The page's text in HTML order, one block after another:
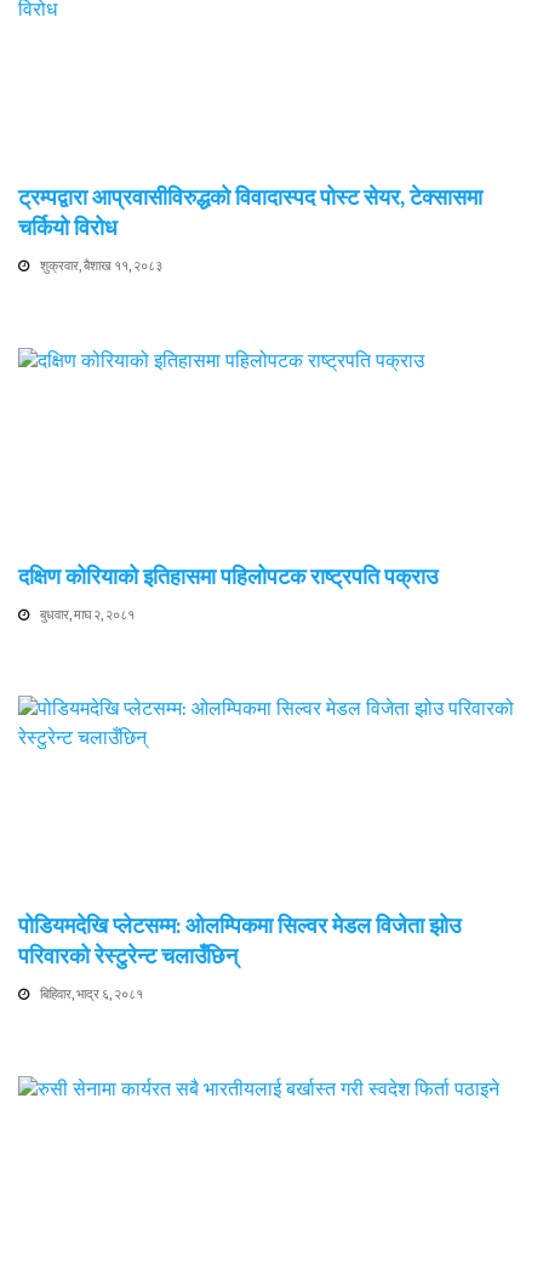
ट्रम्पद्वारा आप्रवासीविरुद्धको विवादास्पद पोस्ट सेयर, टेक्सासमा
चर्कियो विरोध
शुक्रवार, बैशाख ११, २०८३
दक्षिण कोरियाको इतिहासमा पहिलोपटक राष्ट्रपति पक्राउ
बुधवार, माघ २, २०८१
पोडियमदेखि प्लेटसम्म: ओलम्पिकमा सिल्वर मेडल विजेता झोउ
परिवारको रेस्टुरेन्ट चलाउँछिन्
बिहिवार, भाद्र ६, २०८१